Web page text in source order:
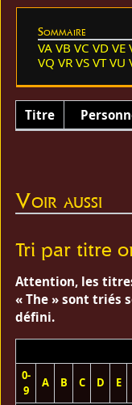
Sommaire
VA VB VC VD VE
VQ VR VS VT VU
Titre
Voir aussi
Tri par titre
Attention, les
« The » sont triés
défini.
0-
9
A B C D E